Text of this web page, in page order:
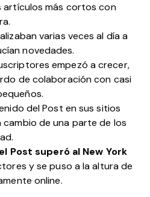
artículos más cortos con
varias veces al día a
novedades.
empezó a crecer,
de colaboración con casi
del Post en sus sitios
cambio de una parte de los
el Post superó al New York
y se puso a la altura de
online.